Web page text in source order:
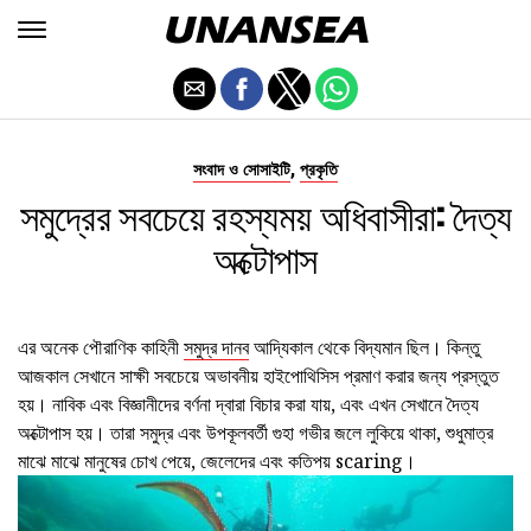
সংবাদ ও সোসাইটি, প্রকৃতি
সমুদ্রের সবচেয়ে রহস্যময় অধিবাসীরা: দৈত্য
অক্টোপাস
এর অনেক পৌরাণিক কাহিনীসমুদ্র দানবআদ্যিকাল থেকে বিদ্যমান ছিল। কিন্তু
আজকাল সেখানে সাক্ষী সবচেয়ে অভাবনীয় হাইপোথিসিস প্রমাণ করার জন্য প্রস্তুত
হয়। নাবিক এবং বিজ্ঞানীদের বর্ণনা দ্বারা বিচার করা যায়, এবং এখন সেখানে দৈত্য
অক্টোপাস হয়। তারা সমুদ্র এবং উপকূলবর্তী গুহা গভীর জলে লুকিয়ে থাকা, শুধুমাত্র
মাঝে মাঝে মানুষের চোখ পেয়ে, জেলেদের এবং কতিপয় scaring।